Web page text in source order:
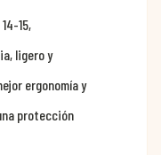
15,
ligero y
ergonomía y
protección